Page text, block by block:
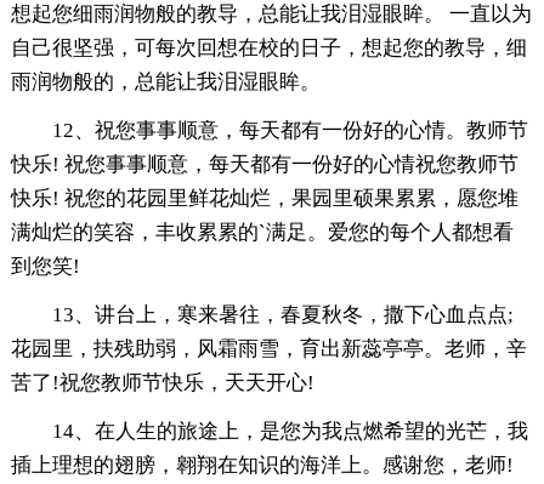
想起您细雨润物般的教导，总能让我泪湿眼眸。 一直以为
自己很坚强，可每次回想在校的日子，想起您的教导，细
雨润物般的，总能让我泪湿眼眸。
12、祝您事事顺意，每天都有一份好的心情。教师节
快乐! 祝您事事顺意，每天都有一份好的心情祝您教师节
快乐! 祝您的花园里鲜花灿烂，果园里硕果累累，愿您堆
满灿烂的笑容，丰收累累的`满足。爱您的每个人都想看
到您笑!
13、讲台上，寒来暑往，春夏秋冬，撒下心血点点;
花园里，扶残助弱，风霜雨雪，育出新蕊亭亭。老师，辛
苦了!祝您教师节快乐，天天开心!
14、在人生的旅途上，是您为我点燃希望的光芒，我
插上理想的翅膀，翱翔在知识的海洋上。感谢您，老师!